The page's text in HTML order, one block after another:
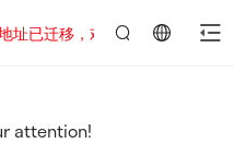
址已迁移，欢迎访问新址：
attention!